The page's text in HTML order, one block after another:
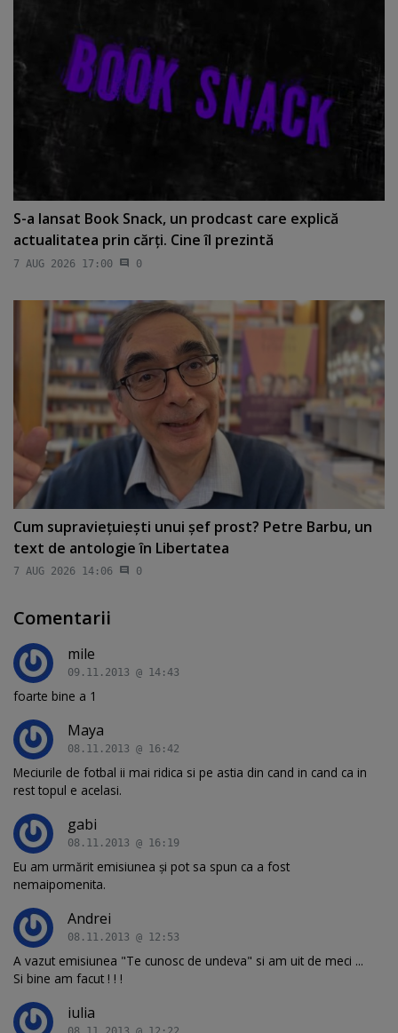
S-a lansat Book Snack, un prodcast care explică
actualitatea prin cărţi. Cine îl prezintă
7 AUG 2026 17:00 0
Cum supravieţuieşti unui şef prost? Petre Barbu, un
text de antologie în Libertatea
7 AUG 2026 14:06 0
Comentarii
mile
09.11.2013 @ 14:43
foarte bine a 1
Maya
08.11.2013 @ 16:42
Meciurile de fotbal ii mai ridica si pe astia din cand in cand ca in
rest topul e acelasi.
gabi
08.11.2013 @ 16:19
Eu am urmărit emisiunea și pot sa spun ca a fost
nemaipomenita.
Andrei
08.11.2013 @ 12:53
A vazut emisiunea "Te cunosc de undeva" si am uit de meci ...
Si bine am facut ! ! !
iulia